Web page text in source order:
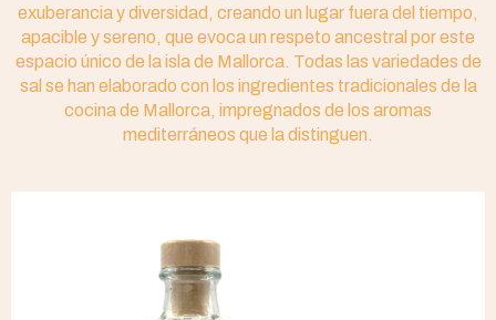
exuberancia y diversidad, creando un lugar fuera del tiempo,
apacible y sereno, que evoca un respeto ancestral por este
espacio único de la isla de Mallorca. Todas las variedades de
sal se han elaborado con los ingredientes tradicionales de la
cocina de Mallorca, impregnados de los aromas
mediterráneos que la distinguen.